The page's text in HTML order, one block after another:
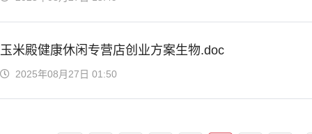
玉米殿健康休闲专营店创业方案生物.doc
2025年08月27日 01:50